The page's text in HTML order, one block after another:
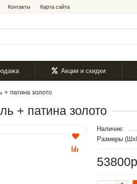
Контакты Карта сайта
Акции и скидки
+ патина золото
+ патина золото
Наличие:
Размеры